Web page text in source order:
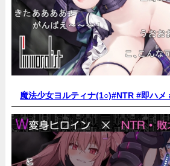
魔法少女ヨルティナ(1○)#NTR #即ハメ